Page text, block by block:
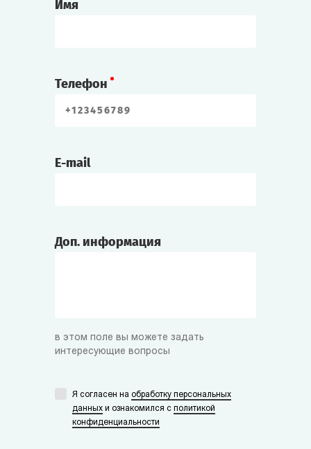
Имя
Телефон
E-mail
Доп. информация
в этом поле вы можете задать
интересующие вопросы
Я согласен на обработку персональных
данных и ознакомился с политикой
конфиденциальности